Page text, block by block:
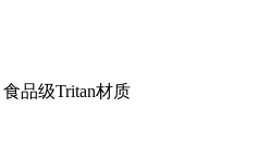
食品级Tritan材质